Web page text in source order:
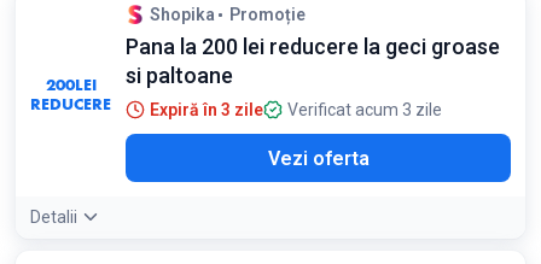
200LEI
REDUCERE
Shopika Promoție
Pana la 200 lei reducere la geci groase
si paltoane
Expiră în 3 zile Verificat acum 3 zile
Vezi oferta
Detalii